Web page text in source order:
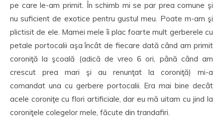
pe care le-am primit. În schimb mi se par prea comune şi
nu suficient de exotice pentru gustul meu. Poate m-am şi
plictisit de ele. Mamei mele îi plac foarte mult gerberele cu
petale portocalii aşa încât de fiecare dată când am primit
coroniţă la şcoală (adică de vreo 6 ori, până când am
crescut prea mari şi au renunţat la coroniţă) mi-a
comandat una cu gerbere portocalii. Era mai bine decât
acele coroniţe cu flori artificiale, dar eu mă uitam cu jind la
coroniţele colegelor mele, făcute din trandafiri.